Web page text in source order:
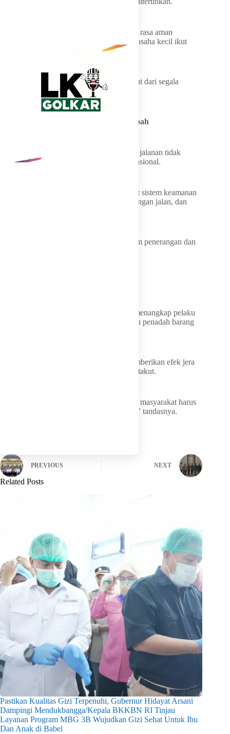
Ia menilai jika praktik seperti itu dibiarkan, rasa aman
masyarakat akan terus menurun dan iklim usaha kecil ikut
“Negara harus hadir melindungi masyarakat dari segala
bentuk intimidasi dan kekerasan,” ujarnya.
CCTV dan Lampu Jalan Harus Ditambah
Menurut Sarmuji, penanganan kriminalitas jalanan tidak
cukup hanya mengandalkan patroli konvensional.
Ia meminta pemerintah daerah memperkuat sistem keamanan
publik melalui pemasangan CCTV, penerangan jalan, dan
“Banyak kasus begal terjadi di lokasi minim penerangan dan
Sarmuji juga meminta aparat tidak hanya menangkap pelaku
lapangan, tetapi turut membongkar jaringan penadah barang
Menurutnya, penegakan hukum harus memberikan efek jera
agar ruang publik tidak terus dikuasai rasa takut.
“Pelaku kriminal jalanan yang meresahkan masyarakat harus
ditindak tegas sesuai hukum yang berlaku,” tandasnya.
PREVIOUS NEXT
Related Posts
Pastikan Kualitas Gizi Terpenuhi, Gubernur Hidayat Arsani
Dampingi Mendukbangga/Kepala BKKBN RI Tinjau
Layanan Program MBG 3B Wujudkan Gizi Sehat Untuk Ibu
Dan Anak di Babel